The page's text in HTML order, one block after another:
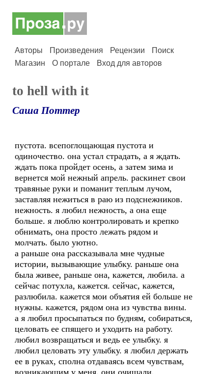
Авторы Произведения Рецензии
Поиск
Магазин
О портале Вход для авторов
to hell with it
Саша Поттер
пустота. всепоглощающая пустота и
одиночество. она устал страдать, а я ждать.
ждать пока пройдет осень, а затем зима и
вернется мой нежный апрель. раскинет свои
травяные руки и поманит теплым лучом,
заставляя нежиться в раю из подснежников.
нежность. я любил нежность, а она еще
больше. я люблю контролировать и крепко
обнимать, она просто лежать рядом и
молчать. было уютно.
а раньше она рассказывала мне чудные
истории, вызывающие улыбку. раньше она
была живее, раньше она, кажется, любила. а
сейчас потухла, кажется. сейчас, кажется,
разлюбила. кажется мои объятия ей больше не
нужны. кажется, рядом она из чувства вины.
а я любил просыпаться по будням, собираться,
целовать ее спящего и уходить на работу.
любил возвращаться и ведь ее улыбку. я
любил целовать эту улыбку. я любил держать
ее в руках, сполна отдаваясь всем чувствам,
возникающим у меня. они очищали,